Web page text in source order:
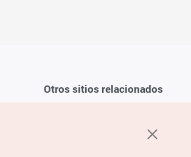
Otros sitios relacionados